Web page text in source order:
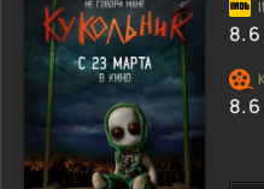
вдовой и маленькой дочкой
ними
8.6
8.6